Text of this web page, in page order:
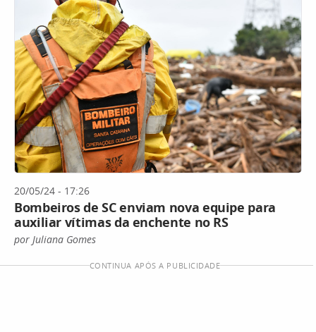
20/05/24 - 17:26
Bombeiros de SC enviam nova equipe para
auxiliar vítimas da enchente no RS
por Juliana Gomes
CONTINUA APÓS A PUBLICIDADE